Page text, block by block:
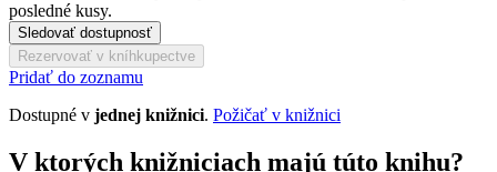
posledné kusy.
Sledovať dostupnosť
Rezervovať v kníhkupectve
Pridať do zoznamu
Dostupné v jednej knižnici. Požičať v knižnici
V ktorých knižniciach majú túto knihu?